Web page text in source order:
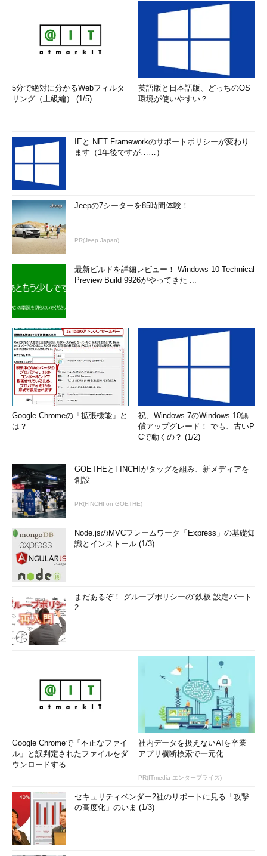
5分で絶対に分かるWebフィルタ
リング（上級編） (1/5)
英語版と日本語版、どっちのOS
環境が使いやすい？
IEと.NET Frameworkのサポートポリシーが変わり
ます（1年後ですが……）
Jeepの7シーターを85時間体験！
PR(Jeep Japan)
最新ビルドを詳細レビュー！ Windows 10 Technical
Preview Build 9926がやってきた ...
Google Chromeの「拡張機能」と
は？
祝、Windows 7のWindows 10無
償アップグレード！ でも、古いP
Cで動くの？ (1/2)
GOETHEとFINCHIがタッグを組み、新メディアを
創設
PR(FINCHI on GOETHE)
Node.jsのMVCフレームワーク「Express」の基礎知
識とインストール (1/3)
まだあるぞ！ グループポリシーの“鉄板”設定パート
2
Google Chromeで「不正なファイ
ル」と誤判定されたファイルをダ
ウンロードする
社内データを扱えないAIを卒業
アプリ横断検索で一元化
PR(ITmedia エンタープライズ)
セキュリティベンダー2社のリポートに見る「攻撃
の高度化」のいま (1/3)